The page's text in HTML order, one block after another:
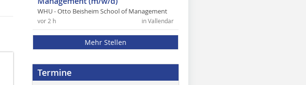
WHU - Otto Beisheim School of Management
in Vallendar
vor 2 h
Mehr Stellen
Termine